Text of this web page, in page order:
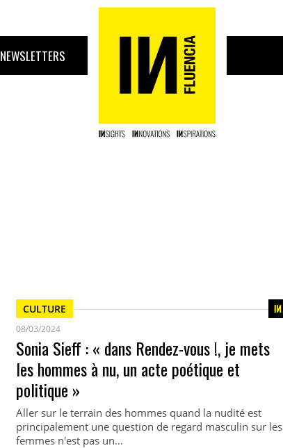
NEWSLETTERS
CULTURE
08/03/2024
Sonia Sieff : « dans Rendez-vous !, je mets
les hommes à nu, un acte poétique et
politique »
Aller sur le terrain des hommes quand la nudité est
principalement une question de regard masculin sur les
femmes n'est pas un…